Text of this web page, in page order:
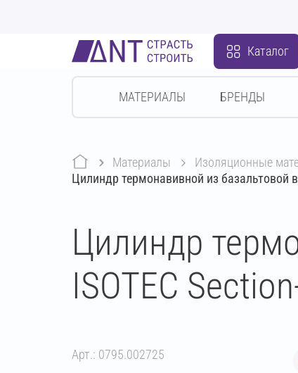
Каталог
МАТЕРИАЛЫ БРЕНДЫ
Материалы изоляционные
Цилиндр термонавивной из базальтовой
Цилиндр
ISOTEC
Арт.: 0795.002725